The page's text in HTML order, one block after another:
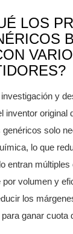
LOS
y
inventor original
genéricos solo
lo que
entran
por volumen y
los
ganar cuota